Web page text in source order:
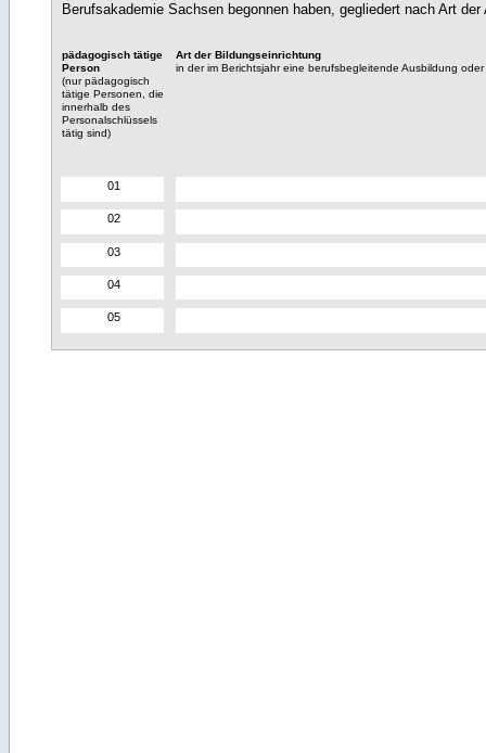
pädagogisch tätige
Person
(nur pädagogisch
tätige Personen, die
innerhalb des
Personalschlüssels
tätig sind)
Art der Bildungseinrichtung
in der im Berichtsjahr eine berufsbegleitende Ausbildung
Berufsakademie Sachsen begonnen haben, gegliedert nach Art